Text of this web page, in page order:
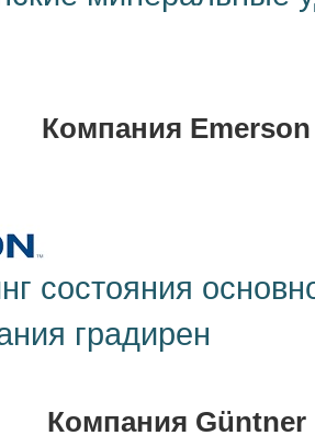
Компания Emerson
состояния
градирен
Компания Güntner